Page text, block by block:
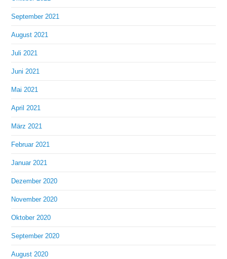
September 2021
August 2021
Juli 2021
Juni 2021
Mai 2021
April 2021
März 2021
Februar 2021
Januar 2021
Dezember 2020
November 2020
Oktober 2020
September 2020
August 2020